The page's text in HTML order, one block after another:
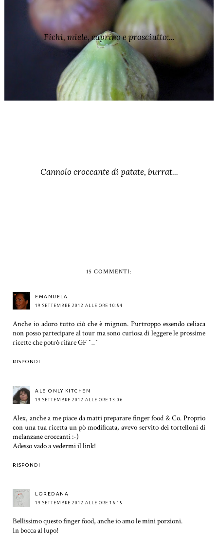
Fichi, miele, caprino e prosciutto:...
Cannolo croccante di patate, burrat...
15 COMMENTI:
EMANUELA
19 SETTEMBRE 2012 ALLE ORE 10:54
Anche io adoro tutto ciò che è mignon. Purtroppo essendo celiaca
non posso partecipare al tour ma sono curiosa di leggere le prossime
ricette che potrò rifare GF ^_^
RISPONDI
ALE ONLY KITCHEN
19 SETTEMBRE 2012 ALLE ORE 13:06
Alex, anche a me piace da matti preparare finger food & Co. Proprio
con una tua ricetta un pò modificata, avevo servito dei tortelloni di
melanzane croccanti :-)
Adesso vado a vedermi il link!
RISPONDI
LOREDANA
19 SETTEMBRE 2012 ALLE ORE 16:15
Bellissimo questo finger food, anche io amo le mini porzioni.
In bocca al lupo!